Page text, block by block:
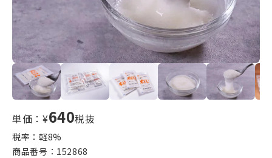
単価：¥640税抜
税率：軽8%
商品番号： 152868